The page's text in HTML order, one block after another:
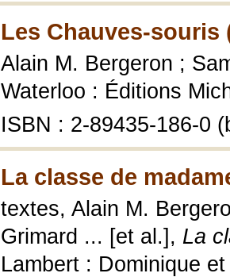
Les Chauves-souris
Alain M. Bergeron ;
Waterloo : Éditions
ISBN : 2-89435-186-0
La classe de
textes, Alain M.
Grimard ... [et al.], La
Lambert : Dominique